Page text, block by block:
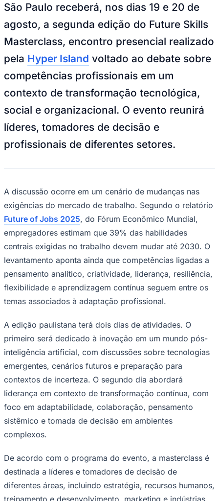
Para Sua Empresa
Anuncie no Portal
Verificar Empresa
Anunciar VagasNovo
Publicidade Legal
NBA
NFL
Fórmula 1
UFC
MLB
Atletismo
NBB
Brasileirão Série B
Paulistão
Copa do Brasil
Libertadores
Sul-Americana
Copa América
Champions League
Premier League
La Liga
Mundial 2026
Times - Ir direto
São Paulo receberá, nos dias 19 e 20 de
agosto, a segunda edição do Future Skills
Masterclass, encontro presencial realizado
pela Hyper Island voltado ao debate sobre
competências profissionais em um
contexto de transformação tecnológica,
social e organizacional. O evento reunirá
líderes, tomadores de decisão e
profissionais de diferentes setores.
A discussão ocorre em um cenário de mudanças nas
exigências do mercado de trabalho. Segundo o relatório
Future of Jobs 2025, do Fórum Econômico Mundial,
empregadores estimam que 39% das habilidades
centrais exigidas no trabalho devem mudar até 2030. O
levantamento aponta ainda que competências ligadas a
pensamento analítico, criatividade, liderança, resiliência,
flexibilidade e aprendizagem contínua seguem entre os
temas associados à adaptação profissional.
A edição paulistana terá dois dias de atividades. O
primeiro será dedicado à inovação em um mundo pós-
inteligência artificial, com discussões sobre tecnologias
emergentes, cenários futuros e preparação para
contextos de incerteza. O segundo dia abordará
liderança em contexto de transformação contínua, com
foco em adaptabilidade, colaboração, pensamento
sistêmico e tomada de decisão em ambientes
complexos.
De acordo com o programa do evento, a masterclass é
destinada a líderes e tomadores de decisão de
diferentes áreas, incluindo estratégia, recursos humanos,
treinamento e desenvolvimento, marketing e indústrias